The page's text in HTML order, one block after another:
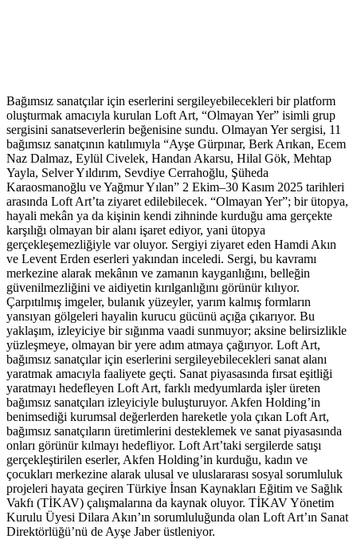
Bağımsız sanatçılar için eserlerini sergileyebilecekleri bir platform
oluşturmak amacıyla kurulan Loft Art, “Olmayan Yer” isimli grup
sergisini sanatseverlerin beğenisine sundu. Olmayan Yer sergisi, 11
bağımsız sanatçının katılımıyla “Ayşe Gürpınar, Berk Arıkan, Ecem
Naz Dalmaz, Eylül Civelek, Handan Akarsu, Hilal Gök, Mehtap
Yayla, Selver Yıldırım, Sevdiye Cerrahoğlu, Şüheda
Karaosmanoğlu ve Yağmur Yılan” 2 Ekim–30 Kasım 2025 tarihleri
arasında Loft Art’ta ziyaret edilebilecek. “Olmayan Yer”; bir ütopya,
hayali mekân ya da kişinin kendi zihninde kurduğu ama gerçekte
karşılığı olmayan bir alanı işaret ediyor, yani ütopya
gerçekleşemezliğiyle var oluyor. Sergiyi ziyaret eden Hamdi Akın
ve Levent Erden eserleri yakından inceledi. Sergi, bu kavramı
merkezine alarak mekânın ve zamanın kayganlığını, belleğin
güvenilmezliğini ve aidiyetin kırılganlığını görünür kılıyor.
Çarpıtılmış imgeler, bulanık yüzeyler, yarım kalmış formların
yansıyan gölgeleri hayalin kurucu gücünü açığa çıkarıyor. Bu
yaklaşım, izleyiciye bir sığınma vaadi sunmuyor; aksine belirsizlikle
yüzleşmeye, olmayan bir yere adım atmaya çağırıyor. Loft Art,
bağımsız sanatçılar için eserlerini sergileyebilecekleri sanat alanı
yaratmak amacıyla faaliyete geçti. Sanat piyasasında fırsat eşitliği
yaratmayı hedefleyen Loft Art, farklı medyumlarda işler üreten
bağımsız sanatçıları izleyiciyle buluşturuyor. Akfen Holding’in
benimsediği kurumsal değerlerden hareketle yola çıkan Loft Art,
bağımsız sanatçıların üretimlerini desteklemek ve sanat piyasasında
onları görünür kılmayı hedefliyor. Loft Art’taki sergilerde satışı
gerçekleştirilen eserler, Akfen Holding’in kurduğu, kadın ve
çocukları merkezine alarak ulusal ve uluslararası sosyal sorumluluk
projeleri hayata geçiren Türkiye İnsan Kaynakları Eğitim ve Sağlık
Vakfı (TİKAV) çalışmalarına da kaynak oluyor. TİKAV Yönetim
Kurulu Üyesi Dilara Akın’ın sorumluluğunda olan Loft Art’ın Sanat
Direktörlüğü’nü de Ayşe Jaber üstleniyor.